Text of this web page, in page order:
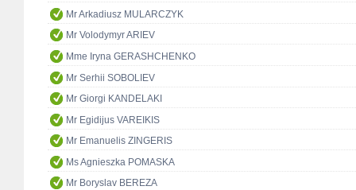
Mr Arkadiusz MULARCZYK
Mr Volodymyr ARIEV
Mme Iryna GERASHCHENKO
Mr Serhii SOBOLIEV
Mr Giorgi KANDELAKI
Mr Egidijus VAREIKIS
Mr Emanuelis ZINGERIS
Ms Agnieszka POMASKA
Mr Boryslav BEREZA